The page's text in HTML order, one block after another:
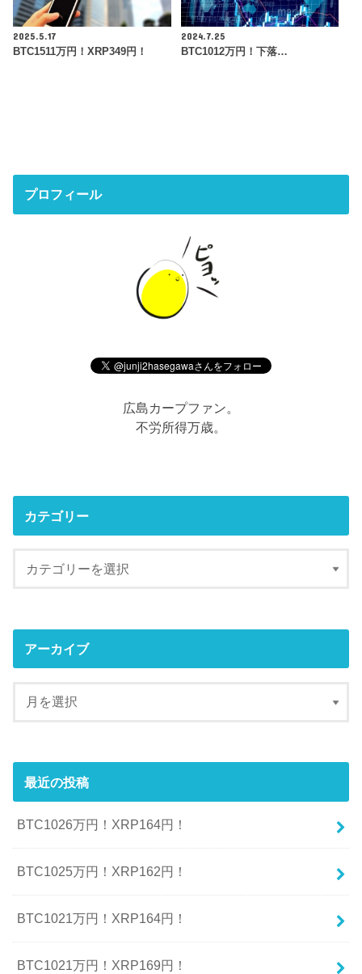
2025.5.17
BTC1511万円！XRP349円！
2024.7.25
BTC1012万円！下落…
プロフィール
広島カープファン。
不労所得万歳。
カテゴリー
アーカイブ
最近の投稿
BTC1026万円！XRP164円！
BTC1025万円！XRP162円！
BTC1021万円！XRP164円！
BTC1021万円！XRP169円！